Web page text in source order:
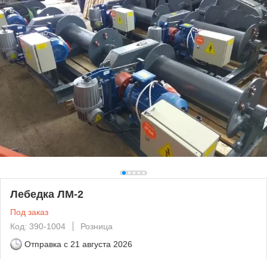
Лебедка ЛМ-2
Под заказ
Код: 390-1004
Розница
Отправка с 21 августа 2026